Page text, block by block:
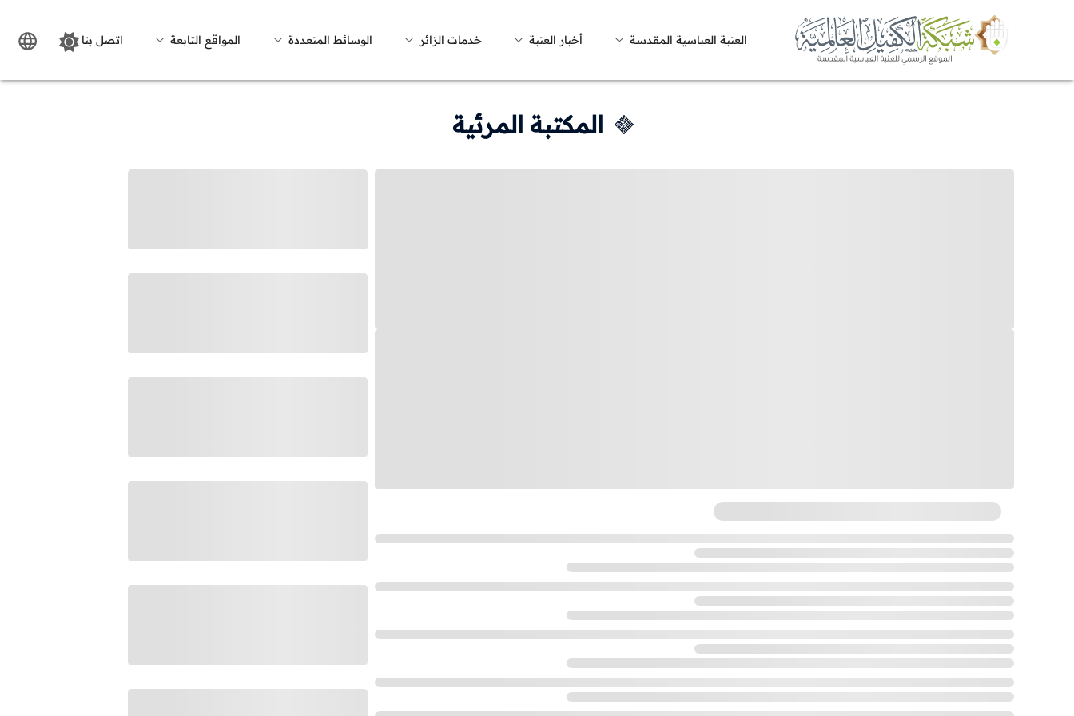
العتبة العباسية المقدسة أخبار العتبة خدمات الزائر الوسائط المتعددة المواقع التابعة اتصل بنا
المكتبة المرئية